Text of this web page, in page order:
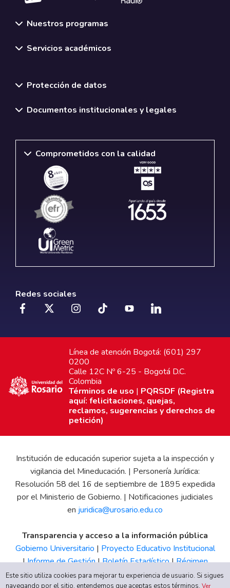
Nuestros programas
Servicios académicos
Protección de datos
Documentos institucionales y legales
Comprometidos con la calidad
Redes sociales
Línea de atención Bogotá: (601) 297
0200
Calle 12C Nº 6-25 - Bogotá D.C.
Colombia
Términos de uso | PQRSDF (Registra
aquí: felicitaciones, quejas,
reclamos, sugerencias y derechos de
petición)
Institución de educación superior sujeta a la inspección y
vigilancia del Mineducación. | Personería Jurídica:
Resolución 58 del 16 de septiembre de 1895 expedida
por el Ministerio de Gobierno. | Notificaciones judiciales
en juridica@urosario.edu.co
Transparencia y acceso a la información pública
Gobierno Universitario | Proyecto Educativo Institucional
|Informe de Gestión|Boletín Estadístico|Régimen
Tributario|Estados Financieros |Código de Ética| Canal
Este sitio utiliza cookies para mejorar tu experiencia de usuario. Si sigues
navegando por el sitio, entendemos que aceptas estos términos.Ver